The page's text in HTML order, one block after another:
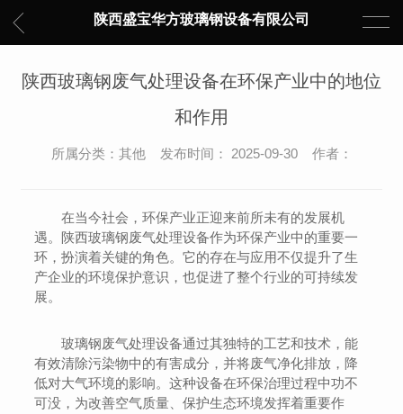
陕西盛宝华方玻璃钢设备有限公司
陕西玻璃钢废气处理设备在环保产业中的地位
和作用
所属分类：其他 发布时间： 2025-09-30 作者：
在当今社会，环保产业正迎来前所未有的发展机
遇。陕西玻璃钢废气处理设备作为环保产业中的重要一
环，扮演着关键的角色。它的存在与应用不仅提升了生
产企业的环境保护意识，也促进了整个行业的可持续发
展。
玻璃钢废气处理设备通过其独特的工艺和技术，能
有效清除污染物中的有害成分，并将废气净化排放，降
低对大气环境的影响。这种设备在环保治理过程中功不
可没，为改善空气质量、保护生态环境发挥着重要作